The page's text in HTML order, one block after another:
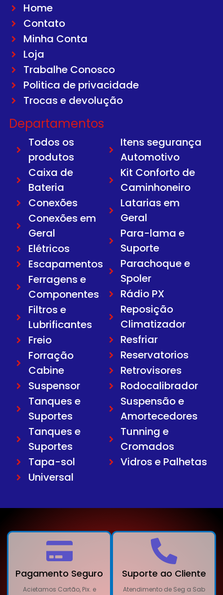
Home
Contato
Minha Conta
Loja
Trabalhe Conosco
Politica de privacidade
Trocas e devolução
Departamentos
Todos os
produtos
Caixa de
Bateria
Conexões
Conexões em
Geral
Elétricos
Escapamentos
Ferragens e
Componentes
Filtros e
Lubrificantes
Freio
Forração
Cabine
Suspensor
Tanques e
Suportes
Tanques e
Suportes
Tapa-sol
Universal
Itens segurança
Automotivo
Kit Conforto de
Caminhoneiro
Latarias em
Geral
Para-lama e
Suporte
Parachoque e
Spoler
Rádio PX
Reposição
Climatizador
Resfriar
Reservatorios
Retrovisores
Rodocalibrador
Suspensão e
Amortecedores
Tunning e
Cromados
Vidros e Palhetas
Pagamento Seguro
Acietamos Cartão, Pix. e
Suporte ao Cliente
Atendimento de Seg a Sab